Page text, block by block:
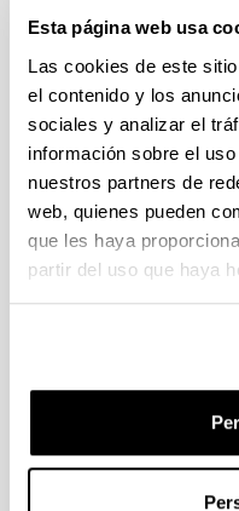
Esta página web usa
Las cookies de este
el contenido y los
sociales y analizar el
información sobre el
nuestros partners de
web, quienes pueden
que les haya
partir del uso que haya
Sección del
con sede en la
II)
Paseo Rafael
48.013 Bilbao
Sección del